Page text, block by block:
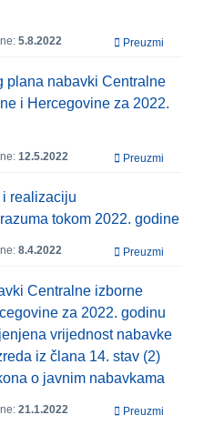
5.8.2022 Preuzmi
plana nabavki Centralne
i Hercegovine za 2022.
12.5.2022 Preuzmi
realizaciju
tokom 2022. godine
8.4.2022 Preuzmi
Centralne izborne
za 2022. godinu
vrijednost nabavke
iz člana 14. stav (2)
o javnim nabavkama
21.1.2022 Preuzmi